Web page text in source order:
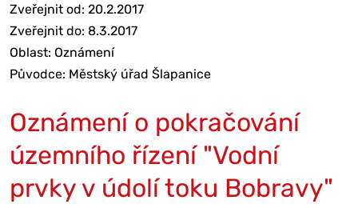
Zveřejnit od: 20.2.2017
Zveřejnit do: 8.3.2017
Oblast: Oznámení
Původce: Městský úřad Šlapanice
Oznámení o pokračování
územního řízení "Vodní
prvky v údolí toku Bobravy"